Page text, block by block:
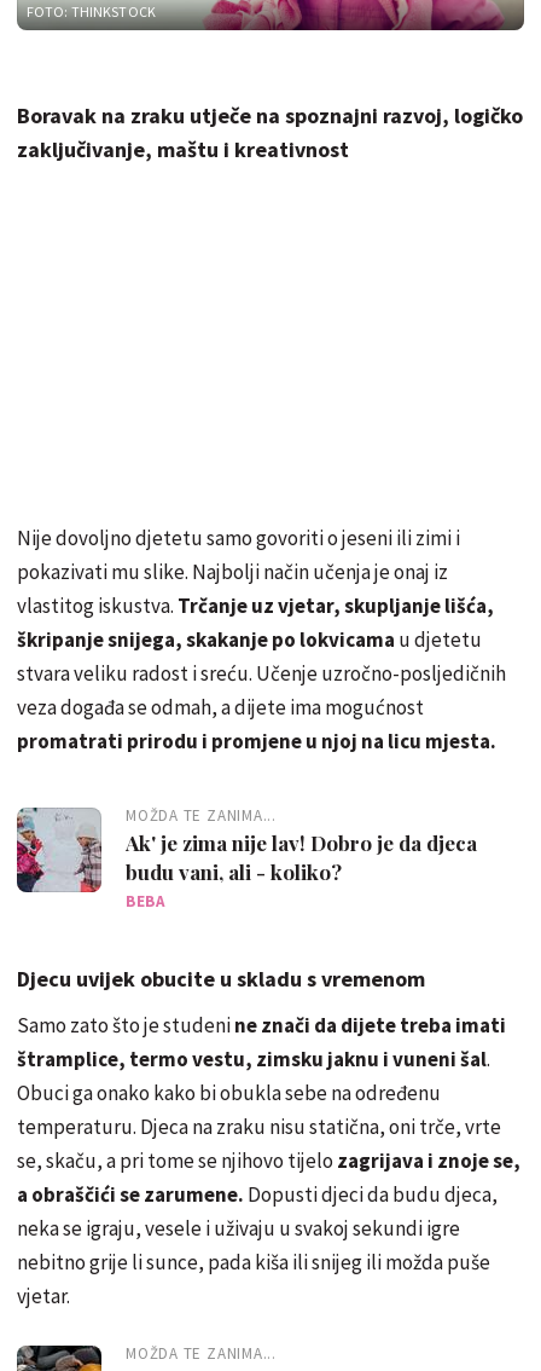
FOTO: THINKSTOCK
Boravak na zraku utječe na spoznajni razvoj, logičko
zaključivanje, maštu i kreativnost
Nije dovoljno djetetu samo govoriti o jeseni ili zimi i
pokazivati mu slike. Najbolji način učenja je onaj iz
vlastitog iskustva. Trčanje uz vjetar, skupljanje lišća,
škripanje snijega, skakanje po lokvicama u djetetu
stvara veliku radost i sreću. Učenje uzročno-posljedičnih
veza događa se odmah, a dijete ima mogućnost
promatrati prirodu i promjene u njoj na licu mjesta.
MOŽDA TE ZANIMA...
Ak' je zima nije lav! Dobro je da djeca
budu vani, ali - koliko?
BEBA
Djecu uvijek obucite u skladu s vremenom
Samo zato što je studenine znači da dijete treba imati
štramplice, termo vestu, zimsku jaknu i vuneni šal.
Obuci ga onako kako bi obukla sebe na određenu
temperaturu. Djeca na zraku nisu statična, oni trče, vrte
se, skaču, a pri tome se njihovo tijelo zagrijava i znoje se,
a obraščići se zarumene. Dopusti djeci da budu djeca,
neka se igraju, vesele i uživaju u svakoj sekundi igre
nebitno grije li sunce, pada kiša ili snijeg ili možda puše
vjetar.
MOŽDA TE ZANIMA...